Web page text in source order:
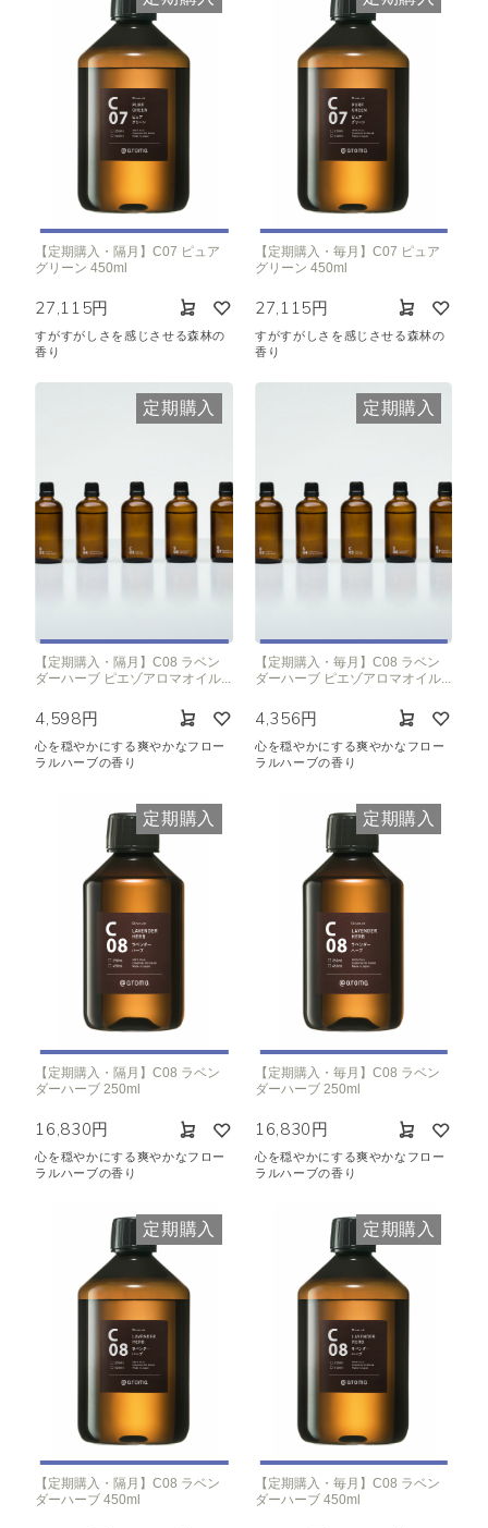
【定期購入・隔月】C07 ピュア
グリーン 450ml
27,115円
すがすがしさを感じさせる森林の
香り
【定期購入・毎月】C07 ピュア
グリーン 450ml
27,115円
すがすがしさを感じさせる森林の
香り
定期購入
【定期購入・隔月】C08 ラベン
ダーハーブ ピエゾアロマオイル...
4,598円
心を穏やかにする爽やかなフロー
ラルハーブの香り
定期購入
【定期購入・毎月】C08 ラベン
ダーハーブ ピエゾアロマオイル...
4,356円
心を穏やかにする爽やかなフロー
ラルハーブの香り
定期購入
【定期購入・隔月】C08 ラベン
ダーハーブ 250ml
16,830円
心を穏やかにする爽やかなフロー
ラルハーブの香り
定期購入
【定期購入・毎月】C08 ラベン
ダーハーブ 250ml
16,830円
心を穏やかにする爽やかなフロー
ラルハーブの香り
定期購入
【定期購入・隔月】C08 ラベン
ダーハーブ 450ml
定期購入
【定期購入・毎月】C08 ラベン
ダーハーブ 450ml